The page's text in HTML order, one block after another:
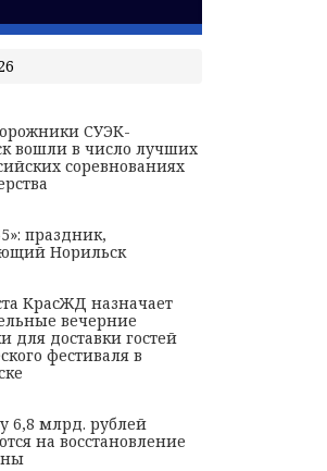
СУЭК-
вошли в число лучших
соревнованиях
праздник,
Норильск
КрасЖД назначает
вечерние
для доставки гостей
фестиваля в
6,8 млрд. рублей
на восстановление